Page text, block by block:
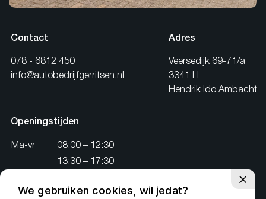
Contact
078 - 6812 450
info@autobedrijfgerritsen.nl
Adres
Veersedijk 69-71/a
3341 LL
Hendrik Ido Ambacht
Openingstijden
Ma-vr
08:00 – 12:30
13:30 – 17:30
Zo
Gesloten
We gebruiken cookies, wil jedat?